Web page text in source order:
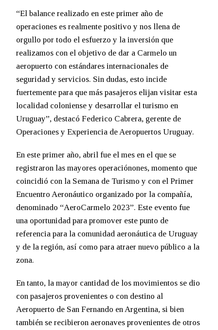
“El balance realizado en este primer año de
operaciones es realmente positivo y nos llena de
orgullo por todo el esfuerzo y la inversión que
realizamos con el objetivo de dar a Carmelo un
aeropuerto con estándares internacionales de
seguridad y servicios. Sin dudas, esto incide
fuertemente para que más pasajeros elijan visitar esta
localidad coloniense y desarrollar el turismo en
Uruguay”, destacó Federico Cabrera, gerente de
Operaciones y Experiencia de Aeropuertos Uruguay.
En este primer año, abril fue el mes en el que se
registraron las mayores operaciónones, momento que
coincidió con la Semana de Turismo y con el Primer
Encuentro Aeronáutico organizado por la compañía,
denominado “AeroCarmelo 2023”. Este evento fue
una oportunidad para promover este punto de
referencia para la comunidad aeronáutica de Uruguay
y de la región, así como para atraer nuevo público a la
zona.
En tanto, la mayor cantidad de los movimientos se dio
con pasajeros provenientes o con destino al
Aeropuerto de San Fernando en Argentina, si bien
también se recibieron aeronaves provenientes de otros